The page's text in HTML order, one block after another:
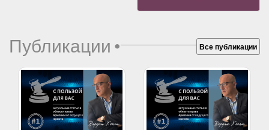
Публикации• Все публикации